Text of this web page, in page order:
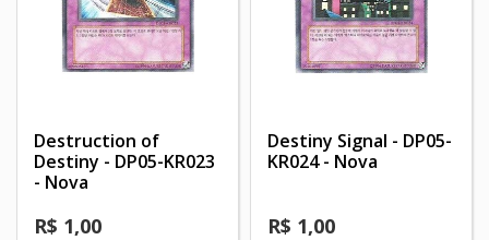
Destruction of
Destiny - DP05-KR023
- Nova
R$ 1,00
Destiny Signal - DP05-
KR024 - Nova
R$ 1,00